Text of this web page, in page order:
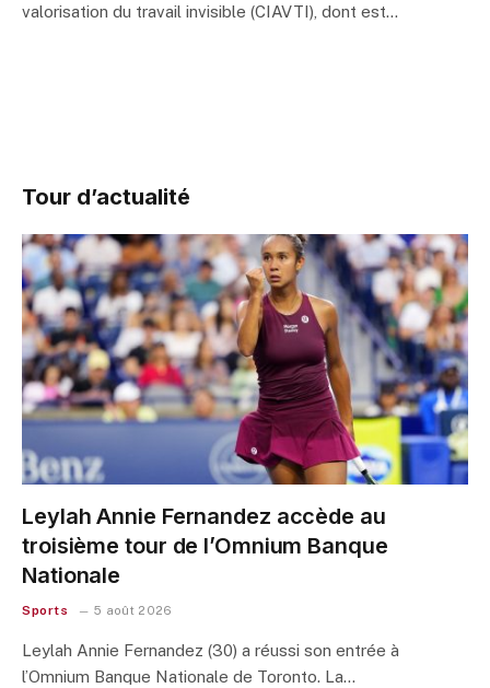
valorisation du travail invisible (CIAVTI), dont est…
Tour d’actualité
Leylah Annie Fernandez accède au
troisième tour de l’Omnium Banque
Nationale
Sports 5 août 2026
Leylah Annie Fernandez (30) a réussi son entrée à
l’Omnium Banque Nationale de Toronto. La…